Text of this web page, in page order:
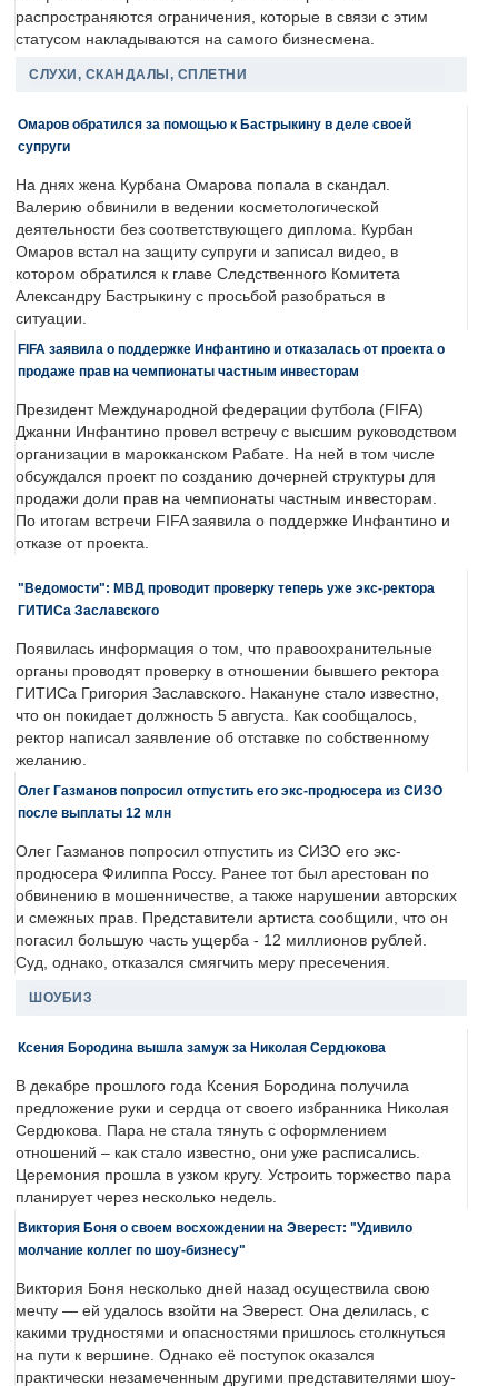
распространяются ограничения, которые в связи с этим
статусом накладываются на самого бизнесмена.
СЛУХИ, СКАНДАЛЫ, СПЛЕТНИ
Омаров обратился за помощью к Бастрыкину в деле своей
супруги
На днях жена Курбана Омарова попала в скандал.
Валерию обвинили в ведении косметологической
деятельности без соответствующего диплома. Курбан
Омаров встал на защиту супруги и записал видео, в
котором обратился к главе Следственного Комитета
Александру Бастрыкину с просьбой разобраться в
ситуации.
FIFA заявила о поддержке Инфантино и отказалась от проекта о
продаже прав на чемпионаты частным инвесторам
Президент Международной федерации футбола (FIFA)
Джанни Инфантино провел встречу с высшим руководством
организации в марокканском Рабате. На ней в том числе
обсуждался проект по созданию дочерней структуры для
продажи доли прав на чемпионаты частным инвесторам.
По итогам встречи FIFA заявила о поддержке Инфантино и
отказе от проекта.
"Ведомости": МВД проводит проверку теперь уже экс-ректора
ГИТИСа Заславского
Появилась информация о том, что правоохранительные
органы проводят проверку в отношении бывшего ректора
ГИТИСа Григория Заславского. Накануне стало известно,
что он покидает должность 5 августа. Как сообщалось,
ректор написал заявление об отставке по собственному
желанию.
Олег Газманов попросил отпустить его экс-продюсера из СИЗО
после выплаты 12 млн
Олег Газманов попросил отпустить из СИЗО его экс-
продюсера Филиппа Россу. Ранее тот был арестован по
обвинению в мошенничестве, а также нарушении авторских
и смежных прав. Представители артиста сообщили, что он
погасил большую часть ущерба - 12 миллионов рублей.
Суд, однако, отказался смягчить меру пресечения.
ШОУБИЗ
Ксения Бородина вышла замуж за Николая Сердюкова
В декабре прошлого года Ксения Бородина получила
предложение руки и сердца от своего избранника Николая
Сердюкова. Пара не стала тянуть с оформлением
отношений – как стало известно, они уже расписались.
Церемония прошла в узком кругу. Устроить торжество пара
планирует через несколько недель.
Виктория Боня о своем восхождении на Эверест: "Удивило
молчание коллег по шоу-бизнесу"
Виктория Боня несколько дней назад осуществила свою
мечту — ей удалось взойти на Эверест. Она делилась, с
какими трудностями и опасностями пришлось столкнуться
на пути к вершине. Однако её поступок оказался
практически незамеченным другими представителями шоу-